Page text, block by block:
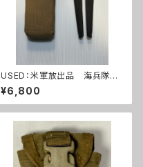
USED：米軍放出品 海兵隊
ワイヤーカッター+ポーチ(A0
264)
¥6,800